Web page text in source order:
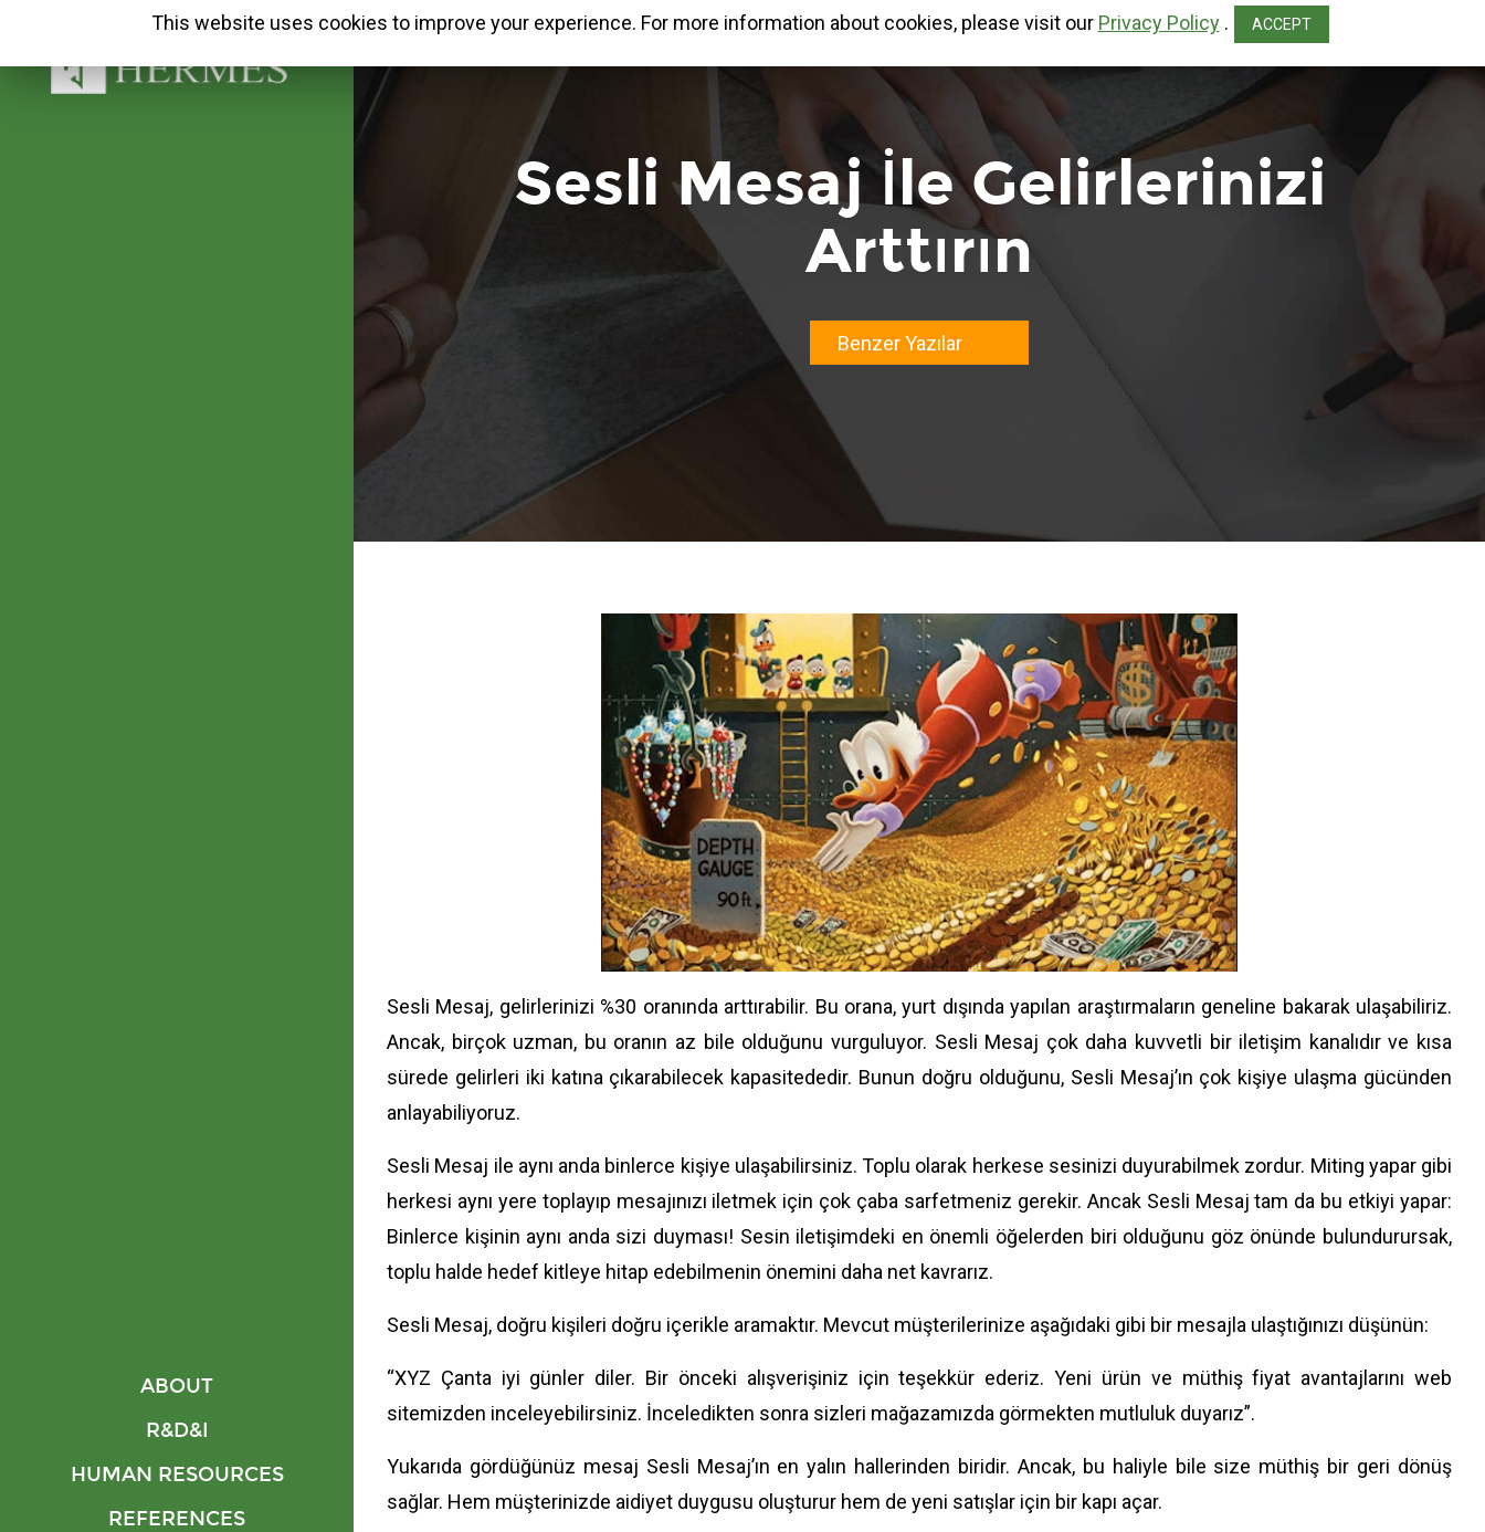
ABOUT
R&D&I
HUMAN RESOURCES
REFERENCES
Sesli Mesaj İle Gelirlerinizi
Arttırın
Benzer Yazılar
Sesli Mesaj, gelirlerinizi %30 oranında arttırabilir. Bu orana, yurt dışında yapılan araştırmaların geneline bakarak ulaşabiliriz.
Ancak, birçok uzman, bu oranın az bile olduğunu vurguluyor. Sesli Mesaj çok daha kuvvetli bir iletişim kanalıdır ve kısa
sürede gelirleri iki katına çıkarabilecek kapasitededir. Bunun doğru olduğunu, Sesli Mesaj’ın çok kişiye ulaşma gücünden
anlayabiliyoruz.
Sesli Mesaj ile aynı anda binlerce kişiye ulaşabilirsiniz. Toplu olarak herkese sesinizi duyurabilmek zordur. Miting yapar gibi
herkesi aynı yere toplayıp mesajınızı iletmek için çok çaba sarfetmeniz gerekir. Ancak Sesli Mesaj tam da bu etkiyi yapar:
Binlerce kişinin aynı anda sizi duyması! Sesin iletişimdeki en önemli öğelerden biri olduğunu göz önünde bulundurursak,
toplu halde hedef kitleye hitap edebilmenin önemini daha net kavrarız.
Sesli Mesaj, doğru kişileri doğru içerikle aramaktır. Mevcut müşterilerinize aşağıdaki gibi bir mesajla ulaştığınızı düşünün:
“XYZ Çanta iyi günler diler. Bir önceki alışverişiniz için teşekkür ederiz. Yeni ürün ve müthiş fiyat avantajlarını web
sitemizden inceleyebilirsiniz. İnceledikten sonra sizleri mağazamızda görmekten mutluluk duyarız”.
Yukarıda gördüğünüz mesaj Sesli Mesaj’ın en yalın hallerinden biridir. Ancak, bu haliyle bile size müthiş bir geri dönüş
sağlar. Hem müşterinizde aidiyet duygusu oluşturur hem de yeni satışlar için bir kapı açar.
This website uses cookies to improve your experience. For more information about cookies, please visit our Privacy Policy. ACCEPT